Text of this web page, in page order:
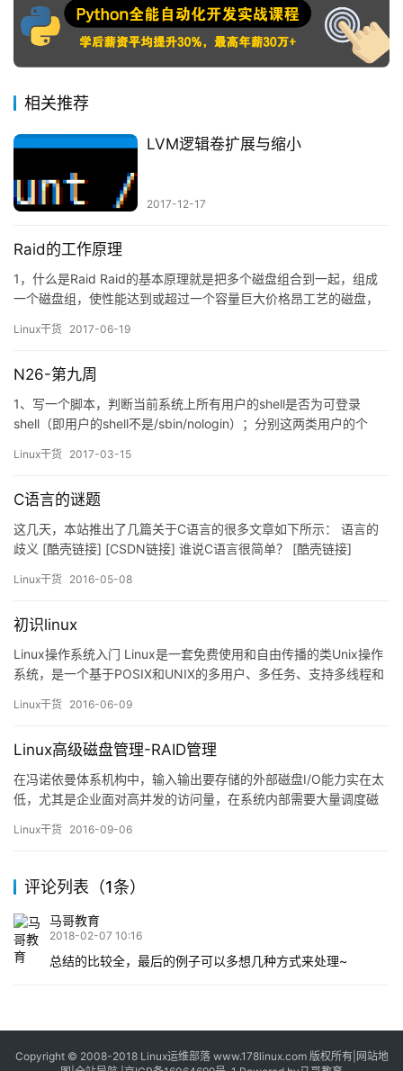
相关推荐
LVM逻辑卷扩展与缩小
2017-12-17
Raid的工作原理
1，什么是Raid Raid的基本原理就是把多个磁盘组合到一起，组成
一个磁盘组，使性能达到或超过一个容量巨大价格昂工艺的磁盘，
务性能上稍胜一筹，具体表现在检测和修复多位错误的能力、错误
RAID阶层，分别是RAID 0、RAID1、…
Linux干货 2017-06-19
N26-第九周
1、写一个脚本，判断当前系统上所有用户的shell是否为可登录
shell（即用户的shell不是/sbin/nologin）；分别这两类用户的个
NUM2=0 for i in `cut -d: -f7 /etc/passwd` ;do if [[ “$i” =
Linux干货 2017-03-15
C语言的谜题
这几天，本站推出了几篇关于C语言的很多文章如下所示： 语言的
歧义 [酷壳链接] [CSDN链接] 谁说C语言很简单？ [酷壳链接]
链接] 如何加密/弄乱C源代码 [酷壳链接] [CSDN链接] C语言的谜
Linux干货 2016-05-08
初识linux
Linux操作系统入门 Linux是一套免费使用和自由传播的类Unix操作
系统，是一个基于POSIX和UNIX的多用户、多任务、支持多线程和
络协议。它支持32位和64位硬件。Linux继承了Unix以网络为核心
月5日，Linux创…
Linux干货 2016-06-09
Linux高级磁盘管理-RAID管理
在冯诺依曼体系机构中，输入输出要存储的外部磁盘I/O能力实在太
低，尤其是企业面对高并发的访问量，在系统内部需要大量调度磁
力不管如何提升毕竟是有线的，尤其是机械硬盘;同时为了保障业务
境，RAID技术产生了，通过组织磁盘阵列方式提供I/O，…
Linux干货 2016-09-06
评论列表（1条）
马哥教育
2018-02-07 10:16
总结的比较全，最后的例子可以多想几种方式来处理~
Copyright © 2008-2018 Linux运维部落www.178linux.com 版权所有| 网站地